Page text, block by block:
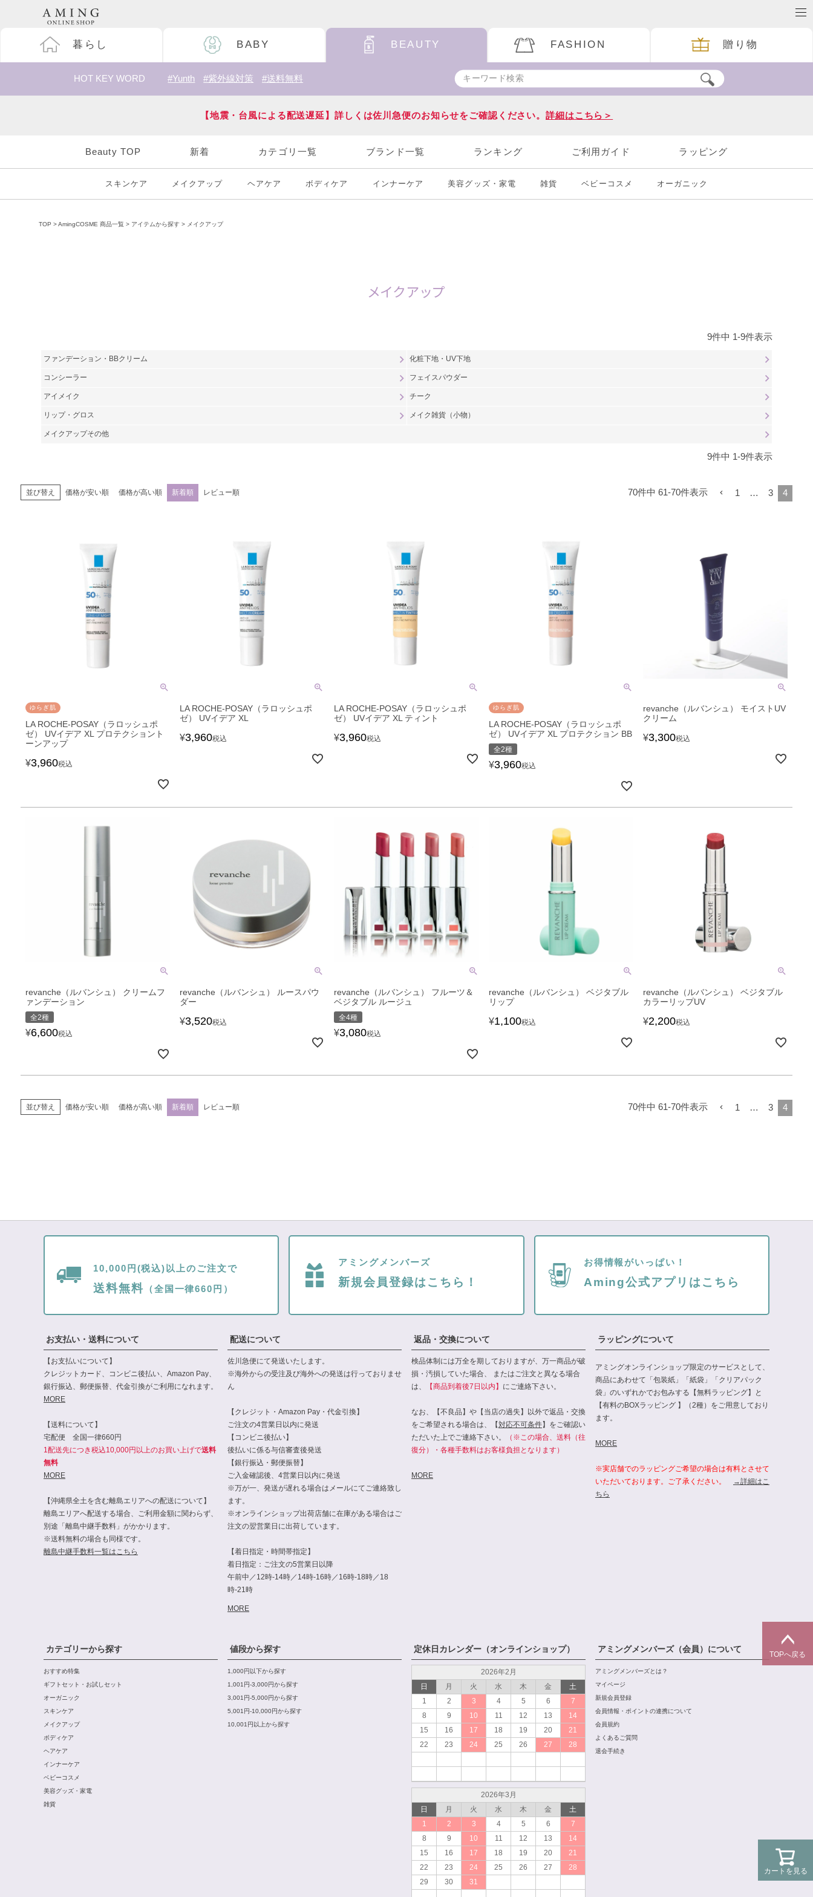
暮らし BABY BEAUTY FASHION 贈り物
HOT KEY WORD #Yunth #紫外線対策 #送料無料
【地震・台風による配送遅延】詳しくは佐川急便のお知らせをご確認ください。詳細はこちら＞
Beauty TOP 新着 カテゴリ一覧 ブランド一覧 ランキング ご利用ガイド ラッピング
スキンケア メイクアップ ヘアケア ボディケア インナーケア 美容グッズ・家電 雑貨 ベビーコスメ オーガニック
TOP AmingCOSME 商品一覧 アイテムから探す メイクアップ
メイクアップ
9件中 1 -9件表示
ファンデーション・BBクリーム 化粧下地・UV下地
コンシーラー フェイスパウダー
アイメイク チーク
リップ・グロス メイク雑貨（小物）
メイクアップその他
9件中 1 -9件表示
並び替え 価格が安い順 価格が高い順 新着順 レビュー順 70件中 61-70件表示 1 … 3 4
ゆらぎ肌
LA ROCHE-POSAY（ラロッシュポ
ゼ） UVイデア XL プロテクショント
ーンアップ
¥3,960税込
LA ROCHE-POSAY（ラロッシュポ
ゼ） UVイデア XL
¥3,960税込
LA ROCHE-POSAY（ラロッシュポ
ゼ） UVイデア XL ティント
¥3,960税込
ゆらぎ肌
LA ROCHE-POSAY（ラロッシュポ
ゼ） UVイデア XL プロテクション BB
全2種
¥3,960税込
revanche（ルバンシュ） モイストUV
クリーム
¥3,300税込
revanche（ルバンシュ） クリームフ
ァンデーション
全2種
¥6,600税込
revanche（ルバンシュ） ルースパウ
ダー
¥3,520税込
revanche（ルバンシュ） フルーツ＆
ベジタブル ルージュ
全4種
¥3,080税込
revanche（ルバンシュ） ベジタブル
リップ
¥1,100税込
revanche（ルバンシュ） ベジタブル
カラーリップUV
¥2,200税込
並び替え 価格が安い順 価格が高い順 新着順 レビュー順 70件中 61-70件表示 1 … 3 4
カートを見る
TOPへ戻る
10,000円(税込)以上のご注文で
送料無料 （全国一律660円）
アミングメンバーズ
新規会員登録はこちら！
お得情報がいっぱい！
Aming公式アプリはこちら
お支払い・送料について
【お支払いについて】
クレジットカード、コンビニ後払い、Amazon Pay、
銀行振込、郵便振替、代金引換がご利用になれます。
MORE
【送料について】
宅配便 全国一律660円
1配送先につき税込10,000円以上のお買い上げで送料
無料
MORE
【沖縄県全土を含む離島エリアへの配送について】
離島エリアへ配送する場合、ご利用金額に関わらず、
別途「離島中継手数料」がかかります。
※送料無料の場合も同様です。
離島中継手数料一覧はこちら
配送について
佐川急便にて発送いたします。
※海外からの受注及び海外への発送は行っておりませ
ん
【クレジット・Amazon Pay・代金引換】
ご注文の4営業日以内に発送
【コンビニ後払い】
後払いに係る与信審査後発送
【銀行振込・郵便振替】
ご入金確認後、4営業日以内に発送
※万が一、発送が遅れる場合はメールにてご連絡致し
ます。
※オンラインショップ出荷店舗に在庫がある場合はご
注文の翌営業日に出荷しています。
【着日指定・時間帯指定】
着日指定：ご注文の5営業日以降
午前中／12時-14時／14時-16時／16時-18時／18
時-21時
MORE
返品・交換について
検品体制には万全を期しておりますが、万一商品が破
損・汚損していた場合、 またはご注文と異なる場合
は、
【商品到着後7日以内】 にご連絡下さい。
なお、【不良品】や【当店の過失】以外で返品・交換
をご希望される場合は、【対応不可条件】をご確認い
ただいた上でご連絡下さい。
（※この場合、送料（往
復分）・各種手数料はお客様負担となります）
MORE
ラッピングについて
アミングオンラインショップ限定のサービスとして、
商品にあわせて「包装紙」「紙袋」「クリアパック
袋」のいずれかでお包みする【無料ラッピング】と
【有料のBOXラッピング 】（2種）をご用意しており
ます。
MORE
※実店舗でのラッピングご希望の場合は有料とさせて
いただいております。ご了承ください。
→詳細はこ
ちら
カテゴリーから探す
おすすめ特集
ギフトセット・お試しセット
オーガニック
スキンケア
メイクアップ
ボディケア
ヘアケア
インナーケア
ベビーコスメ
美容グッズ・家電
雑貨
値段から探す
1,000円以下から探す
1,001円-3,000円から探す
3,001円-5,000円から探す
5,001円-10,000円から探す
10,001円以上から探す
定休日カレンダー（オンラインショップ）
2026年2月
日
月 火 水 木 金
土
1
2 3 4 5 6
7
8
9 10 11 12 13
14
15
16 17 18 19 20
21
22
23 24 25 26 27 28
2026年3月
日
月 火 水 木 金
土
1
2 3 4 5 6
7
8
9 10 11 12 13
14
15
16 17 18 19 20
21
22
23 24 25 26 27
28
29
30 31
アミングメンバーズ（会員）について
アミングメンバーズとは？
マイページ
新規会員登録
会員情報・ポイントの連携について
会員規約
よくあるご質問
退会手続き